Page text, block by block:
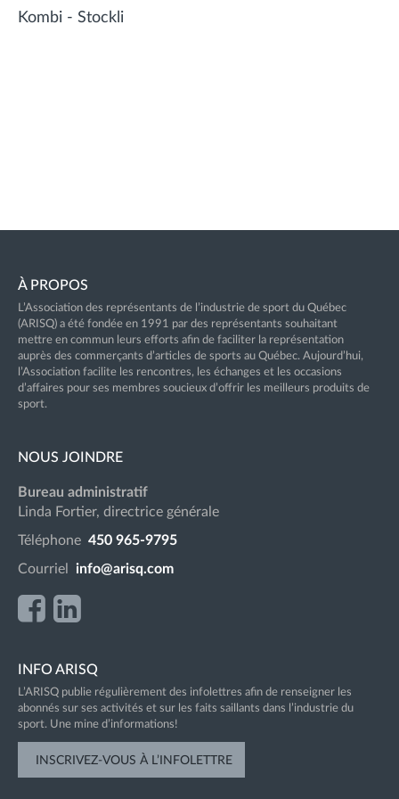
Kombi - Stockli
À PROPOS
L’Association des représentants de l’industrie de sport du Québec
(ARISQ) a été fondée en 1991 par des représentants souhaitant
mettre en commun leurs efforts afin de faciliter la représentation
auprès des commerçants d’articles de sports au Québec. Aujourd’hui,
l’Association facilite les rencontres, les échanges et les occasions
d’affaires pour ses membres soucieux d’offrir les meilleurs produits de
sport.
NOUS JOINDRE
Bureau administratif
Linda Fortier, directrice générale
Téléphone 450 965-9795
Courriel info@arisq.com
INFO ARISQ
L’ARISQ publie régulièrement des infolettres afin de renseigner les
abonnés sur ses activités et sur les faits saillants dans l’industrie du
sport. Une mine d’informations!
INSCRIVEZ-VOUS À L’INFOLETTRE